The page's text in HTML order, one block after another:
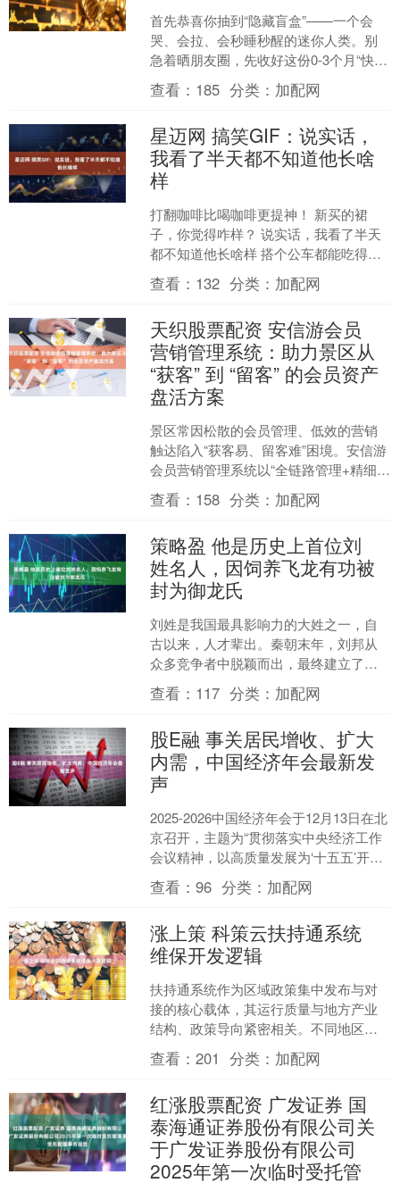
首先恭喜你抽到“隐藏盲盒”——一个会
哭、会拉、会秒睡秒醒的迷你人类。别
急着晒朋友圈，先收好这份0-3个月“快速
上手指南”，帮你把理论直接落地成“今晚
就能用”的操....
查看： 185 分类： 加配网
星迈网 搞笑GIF：说实话，
我看了半天都不知道他长啥
样
打翻咖啡比喝咖啡更提神！ 新买的裙
子，你觉得咋样？ 说实话，我看了半天
都不知道他长啥样 搭个公车都能吃得这
么分量十足的狗粮 展开剩余59% 羊与牛
的决斗，场面太....
查看： 132 分类： 加配网
天织股票配资 安信游会员
营销管理系统：助力景区从
“获客” 到 “留客” 的会员资产
盘活方案
景区常因松散的会员管理、低效的营销
触达陷入“获客易、留客难”困境。安信游
会员营销管理系统以“全链路管理+精细化
营销+多业态联动”为核心，覆盖会员信息
沉淀至复购转....
查看： 158 分类： 加配网
策略盈 他是历史上首位刘
姓名人，因饲养飞龙有功被
封为御龙氏
刘姓是我国最具影响力的大姓之一，自
古以来，人才辈出。秦朝末年，刘邦从
众多竞争者中脱颖而出，最终建立了大
汉王朝，给汉民族和汉文化赋予了姓
氏。尽管西汉、东汉、蜀汉以....
查看： 117 分类： 加配网
股E融 事关居民增收、扩大
内需，中国经济年会最新发
声
2025-2026中国经济年会于12月13日在北
京召开，主题为“贯彻落实中央经济工作
会议精神，以高质量发展为‘十五五’开好
局”。 据央视新闻报道，中央财办分管
日....
查看：96 分类： 加配网
涨上策 科策云扶持通系统
维保开发逻辑
扶持通系统作为区域政策集中发布与对
接的核心载体，其运行质量与地方产业
结构、政策导向紧密相关。不同地区的
政策覆盖范围、企业适配标准存在差
异，这就要求系统不仅要实现....
查看：201 分类： 加配网
红涨股票配资 广发证券 国
泰海通证券股份有限公司关
于广发证券股份有限公司
2025年第一次临时受托管